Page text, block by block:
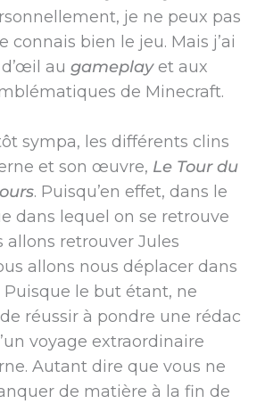
je ne peux pas
connais bien le jeu. Mais j’ai
au gameplayet aux
de Minecraft.
sympa, les différents clins
et son œuvre, Le Tour du
. Puisqu’en effet, dans le
dans lequel on se retrouve
allons retrouver Jules
allons nous déplacer dans
le but étant, ne
de réussir à pondre une rédac
voyage extraordinaire
Autant dire que vous ne
de matière à la fin de